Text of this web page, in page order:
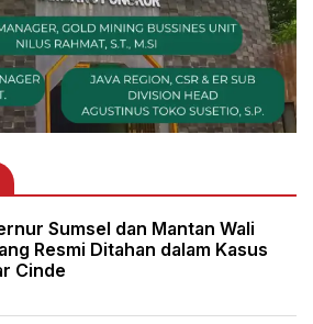
Sumsel dan Mantan Wali
Resmi Ditahan dalam Kasus
Cinde